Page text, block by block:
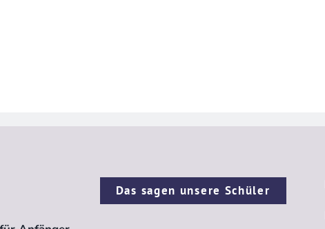
Das sagen unsere Schüler